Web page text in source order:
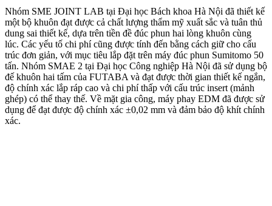
Nhóm SME JOINT LAB tại Đại học Bách khoa Hà Nội đã thiết kế
một bộ khuôn đạt được cả chất lượng thẩm mỹ xuất sắc và tuân thủ
dung sai thiết kế, dựa trên tiền đề đúc phun hai lòng khuôn cùng
lúc. Các yếu tố chi phí cũng được tính đến bằng cách giữ cho cấu
trúc đơn giản, với mục tiêu lắp đặt trên máy đúc phun Sumitomo 50
tấn. Nhóm SMAE 2 tại Đại học Công nghiệp Hà Nội đã sử dụng bộ
đế khuôn hai tấm của FUTABA và đạt được thời gian thiết kế ngắn,
độ chính xác lắp ráp cao và chi phí thấp với cấu trúc insert (mảnh
ghép) có thể thay thế. Về mặt gia công, máy phay EDM đã được sử
dụng để đạt được độ chính xác ±0,02 mm và đảm bảo độ khít chính
xác.